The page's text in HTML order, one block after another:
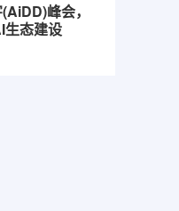
峰会，
生态建设